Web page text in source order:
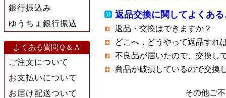
銀行振込み
ゆうちょ銀行振込
よくある質問Ｑ＆Ａ
ご注文について
お支払いについて
お届け配送ついて
返品交換に関してよくある
返品・交換はできますか？
どこへ，どうやって返品すれ
不良品が届いたので、交換し
商品が破損しているので交換
その他ご